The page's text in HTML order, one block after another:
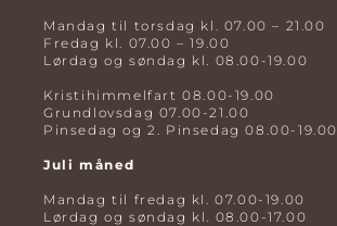
Mandag til torsdag kl. 07.00 – 21.00
Fredag kl. 07.00 – 19.00
Lørdag og søndag kl. 08.00-19.00
Kristihimmelfart 08.00-19.00
Grundlovsdag 07.00-21.00
Pinsedag og 2. Pinsedag 08.00-19.00
Juli måned
Mandag til fredag kl. 07.00-19.00
Lørdag og søndag kl. 08.00-17.00